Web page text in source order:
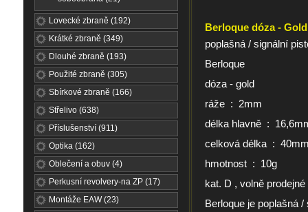
Lovecké zbraně (192)
Krátké zbraně (349)
Dlouhé zbraně (193)
Použité zbraně (305)
Sbírkové zbraně (166)
Střelivo (638)
Příslušenství (911)
Optika (162)
Oblečení a obuv (4)
Perkusní revolvery-na ZP (17)
Montáže EAW (23)
Berloque dóza - Gold
poplašná / signální
Berloque
dóza - gold
ráže : 2mm
délka hlavně :
celková délka :
hmotnost : 10g
kat. D , volně prodejné
Berloque je poplašná